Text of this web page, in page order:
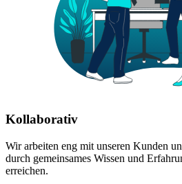
Kollaborativ
Wir arbeiten eng mit unseren Kunden
durch gemeinsames Wissen und
erreichen.